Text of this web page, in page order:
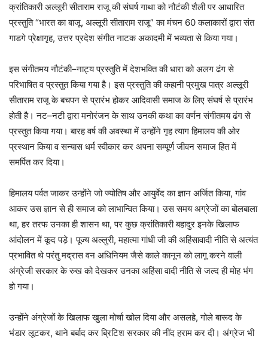
क्रांतिकारी अल्लूरी सीताराम राजू की संघर्ष गाथा को नौटंकी शैली पर आधारित
प्रस्तुति “भारत का बाजू, अल्लूरी सीताराम राजू” का मंचन 60 कलाकारों द्वारा संत
गाडगे प्रेक्षागृह, उत्तर प्रदेश संगीत नाटक अकादमी में भव्यता से किया गया।
इस संगीतमय नौटंकी–नाट्य प्रस्तुति में देशभक्ति की धारा को अलग ढंग से
परिभाषित व प्रस्तुत किया गया है। इस प्रस्तुति की कहानी प्रमुख पात्र अल्लूरी
सीताराम राजू के बचपन से प्रारंभ होकर आदिवासी समाज के लिए संघर्ष से प्रारंभ
होती है। नट–नटी द्वारा मनोरंजन के साथ उनकी कथा का वर्णन संगीतमय ढंग से
प्रस्तुत किया गया। बारह वर्ष की अवस्था में उन्होंने गृह त्याग हिमालय की ओर
प्रस्थान किया व सन्यास धर्म स्वीकार कर अपना सम्पूर्ण जीवन समाज हित में
समर्पित कर दिया।
हिमालय पर्वत जाकर उन्होंने जो ज्योतिष और आयुर्वेद का ज्ञान अर्जित किया, गांव
आकर उस ज्ञान से ही समाज को लाभान्वित किया। उस समय अग्रेजों का बोलबाला
था, हर तरफ उनका ही शासन था, पर कुछ क्रांतिकारी बहादुर इनके खिलाफ
आंदोलन में कूद पड़े। पूज्य अल्लुरी, महात्मा गांधी जी की अहिंसावादी नीति से अत्यंत
प्रभावित थे परंतु मद्रास वन अधिनियम जैसे काले कानून को लागू करने वाली
अंग्रेजी सरकार के रुख को देखकर उनका अहिंसा वादी नीति से जल्द ही मोह भंग
हो गया।
उन्होंने अंग्रेजों के खिलाफ खुला मोर्चा खोल दिया और असलहे, गोले बारूद के
भंडार लूटकर, थाने बर्बाद कर ब्रिटिश सरकार की नींद हराम कर दी। अंग्रेज भी